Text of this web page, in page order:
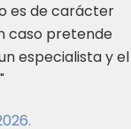
es de carácter
caso pretende
especialista y el